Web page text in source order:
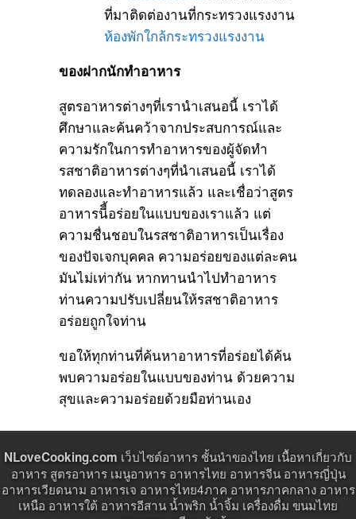
ที่มาติดต่องานที่กระทรวงแรงงาน
ห้องพักใกล้กระทรวงแรงงาน
ของฝากนักทำอาหาร
สูตรอาหารต่างๆที่เรานำเสนอนี้ เราได้
ศึกษาและค้นคว้าจากประสบการณ์และ
ความรักในการทำอาหารของผู้จัดทำ
รสชาติอาหารต่างๆที่นำเสนอนี้ เราได้
ทดลองและทำอาหารแล้ว และเชื่อว่าสูตร
อาหารนีี้อร่อยในแบบของเราแล้ว แต่
ความชื่นชอบในรสชาติอาหารเป็นเรื่อง
ของปัจเจกบุคคล ความอร่อยของแต่ละคน
มันไม่เท่ากัน หากทานนำไปทำอาหาร
ท่านความปรับเปลี่ยนให้รสชาติอาหาร
อร่อยถูกใจท่าน
ขอให้ทุกท่านที่ค้นหาอาหารที่อร่อยได้ค้น
พบความอร่อยในแบบของท่าน ด้วยความ
สุขและความอร่อยด้วยมือท่านเอง
NLoveCooking.com เว็บไซต์อาหาร ชั้นนำของไทย เนื้อหาเกี่ยวกับ
อาหาร สูตรอาหาร เมนูอาหาร อาหารไทย อาหารจีน อาหารญี่ปุ่น
อาหารเวียดนาม อาหารเจ อาหารไทย4ภาค อาหารภาคกลาง อาหาร
เหนือ อาหารใต้ อาหารอีสาน น้ำพริก น้ำจิ้ม เครื่องดื่ม ขนมไทย